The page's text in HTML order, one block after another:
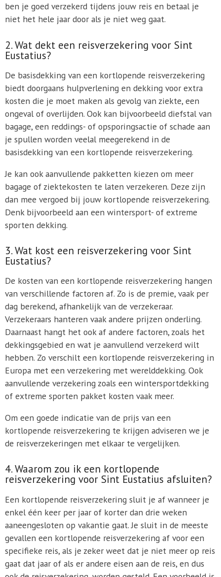
ben je goed verzekerd tijdens jouw reis en betaal je
niet het hele jaar door als je niet weg gaat.
2. Wat dekt een reisverzekering voor Sint
Eustatius?
De basisdekking van een kortlopende reisverzekering
biedt doorgaans hulpverlening en dekking voor extra
kosten die je moet maken als gevolg van ziekte, een
ongeval of overlijden. Ook kan bijvoorbeeld diefstal van
bagage, een reddings- of opsporingsactie of schade aan
je spullen worden veelal meegerekend in de
basisdekking van een kortlopende reisverzekering.
Je kan ook aanvullende pakketten kiezen om meer
bagage of ziektekosten te laten verzekeren. Deze zijn
dan mee vergoed bij jouw kortlopende reisverzekering.
Denk bijvoorbeeld aan een wintersport- of extreme
sporten dekking.
3. Wat kost een reisverzekering voor Sint
Eustatius?
De kosten van een kortlopende reisverzekering hangen
van verschillende factoren af. Zo is de premie, vaak per
dag berekend, afhankelijk van de verzekeraar.
Verzekeraars hanteren vaak andere prijzen onderling.
Daarnaast hangt het ook af andere factoren, zoals het
dekkingsgebied en wat je aanvullend verzekerd wilt
hebben. Zo verschilt een kortlopende reisverzekering in
Europa met een verzekering met werelddekking. Ook
aanvullende verzekering zoals een wintersportdekking
of extreme sporten pakket kosten vaak meer.
Om een goede indicatie van de prijs van een
kortlopende reisverzekering te krijgen adviseren we je
de reisverzekeringen met elkaar te vergelijken.
4. Waarom zou ik een kortlopende
reisverzekering voor Sint Eustatius afsluiten?
Een kortlopende reisverzekering sluit je af wanneer je
enkel één keer per jaar of korter dan drie weken
aaneengesloten op vakantie gaat. Je sluit in de meeste
gevallen een kortlopende reisverzekering af voor een
specifieke reis, als je zeker weet dat je niet meer op reis
gaat dat jaar of als er andere eisen aan de reis, en dus